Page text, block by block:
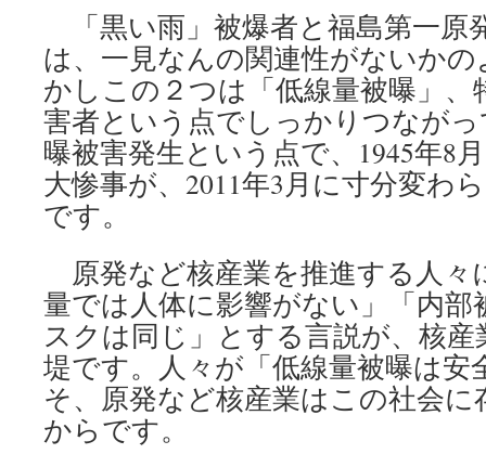
「黒い雨」被爆者と福島第一原
は、一見なんの関連性がないか
かしこの２つは「低線量被曝」、
害者という点でしっかりつなが
曝被害発生という点で、1945年8
大惨事が、2011年3月に寸分変わ
です。
原発など核産業を推進する人々
量では人体に影響がない」「内部
スクは同じ」とする言説が、核
堤です。人々が「低線量被曝は安
そ、原発など核産業はこの社会
からです。